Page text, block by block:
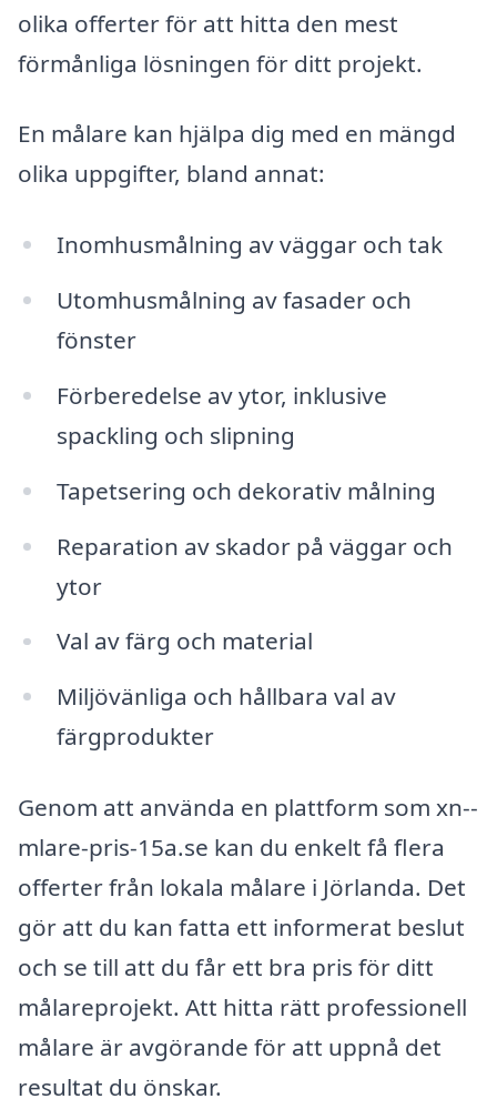
olika offerter för att hitta den mest
förmånliga lösningen för ditt projekt.
En målare kan hjälpa dig med en mängd
olika uppgifter, bland annat:
Inomhusmålning av väggar och tak
Utomhusmålning av fasader och
fönster
Förberedelse av ytor, inklusive
spackling och slipning
Tapetsering och dekorativ målning
Reparation av skador på väggar och
ytor
Val av färg och material
Miljövänliga och hållbara val av
färgprodukter
Genom att använda en plattform som xn--
mlare-pris-15a.se kan du enkelt få flera
offerter från lokala målare i Jörlanda. Det
gör att du kan fatta ett informerat beslut
och se till att du får ett bra pris för ditt
målareprojekt. Att hitta rätt professionell
målare är avgörande för att uppnå det
resultat du önskar.